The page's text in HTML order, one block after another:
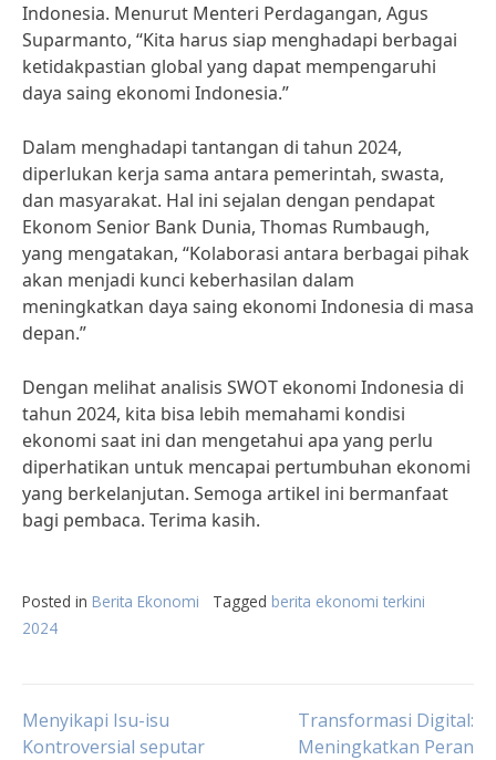
Indonesia. Menurut Menteri Perdagangan, Agus
Suparmanto, “Kita harus siap menghadapi berbagai
ketidakpastian global yang dapat mempengaruhi
daya saing ekonomi Indonesia.”
Dalam menghadapi tantangan di tahun 2024,
diperlukan kerja sama antara pemerintah, swasta,
dan masyarakat. Hal ini sejalan dengan pendapat
Ekonom Senior Bank Dunia, Thomas Rumbaugh,
yang mengatakan, “Kolaborasi antara berbagai pihak
akan menjadi kunci keberhasilan dalam
meningkatkan daya saing ekonomi Indonesia di masa
depan.”
Dengan melihat analisis SWOT ekonomi Indonesia di
tahun 2024, kita bisa lebih memahami kondisi
ekonomi saat ini dan mengetahui apa yang perlu
diperhatikan untuk mencapai pertumbuhan ekonomi
yang berkelanjutan. Semoga artikel ini bermanfaat
bagi pembaca. Terima kasih.
Posted in Berita Ekonomi Tagged berita ekonomi terkini
2024
Post
Menyikapi Isu-isu
Kontroversial seputar
Transformasi Digital:
Meningkatkan Peran